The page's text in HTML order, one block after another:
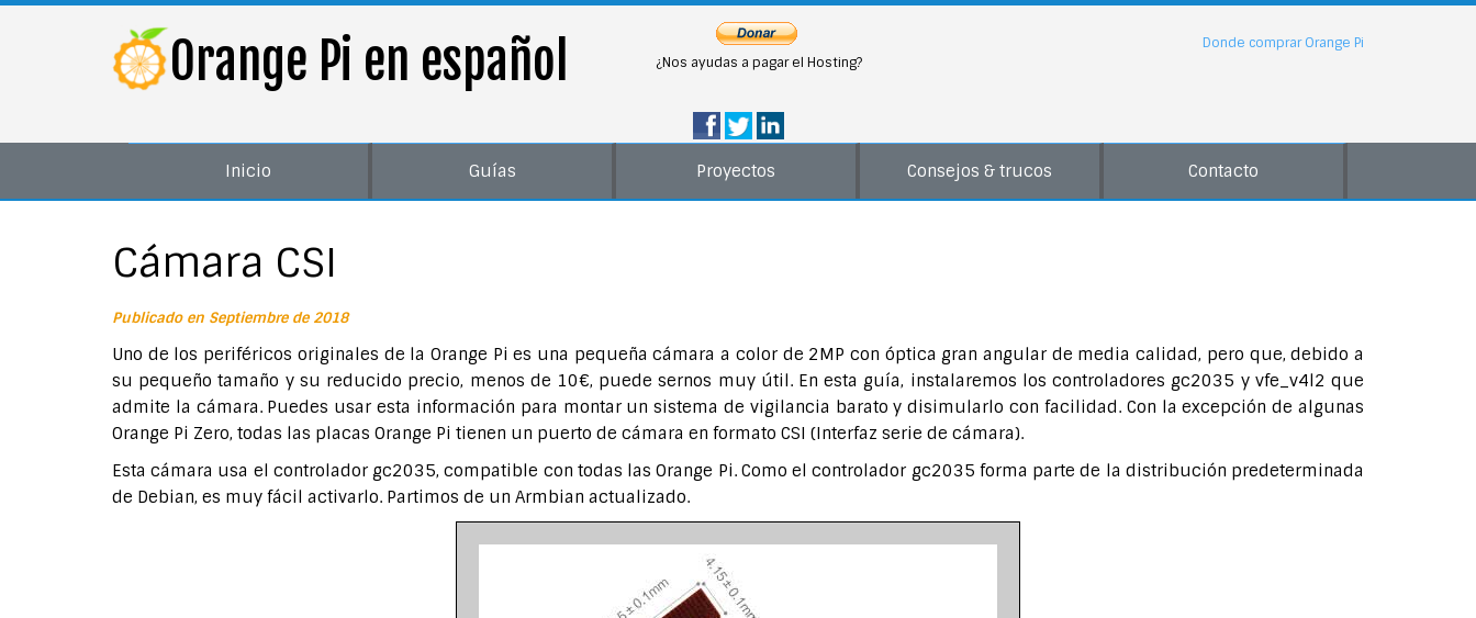
Orange Pi en español
Donde comprar Orange Pi
¿Nos ayudas a pagar el Hosting?
Inicio Guías Proyectos Consejos & trucos Contacto
Cámara CSI
Publicado en Septiembre de 2018
Uno de los periféricos originales de la Orange Pi es una pequeña cámara a color de 2MP con óptica gran angular de media calidad, pero que, debido a
su pequeño tamaño y su reducido precio, menos de 10€, puede sernos muy útil. En esta guía, instalaremos los controladores gc2035 y vfe_v4l2 que
admite la cámara. Puedes usar esta información para montar un sistema de vigilancia barato y disimularlo con facilidad. Con la excepción de algunas
Orange Pi Zero, todas las placas Orange Pi tienen un puerto de cámara en formato CSI (Interfaz serie de cámara).
Esta cámara usa el controlador gc2035, compatible con todas las Orange Pi. Como el controlador gc2035 forma parte de la distribución predeterminada
de Debian, es muy fácil activarlo. Partimos de un Armbian actualizado.